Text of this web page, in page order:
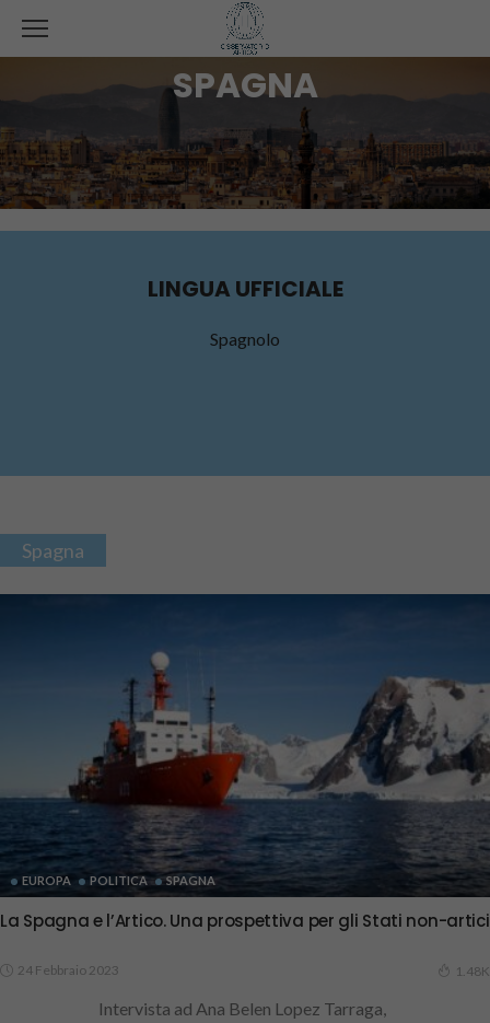
SPAGNA
LINGUA UFFICIALE
Spagnolo
Spagna
EUROPA POLITICA SPAGNA
La Spagna e l’Artico. Una prospettiva per gli Stati non-artici
24 Febbraio 2023 1.48K
Intervista ad Ana Belen Lopez Tarraga,